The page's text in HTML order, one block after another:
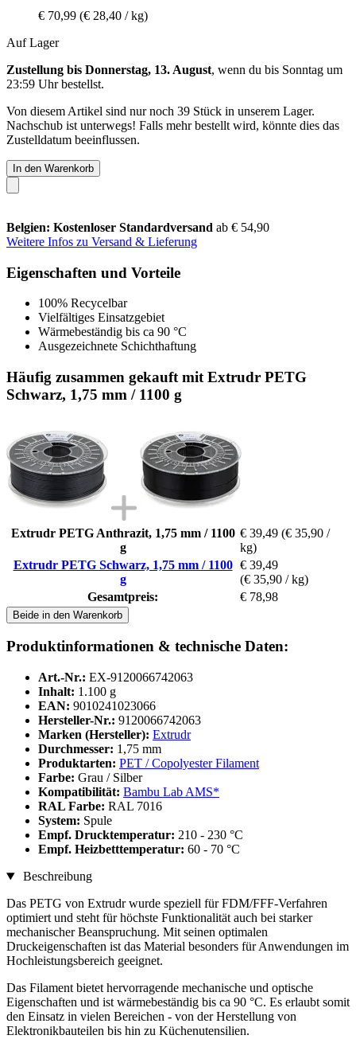
€ 70,99 (€ 28,40 / kg)
Auf Lager
Zustellung bis Donnerstag, 13. August, wenn du bis Sonntag um
23:59 Uhrbestellst.
Von diesem Artikel sind nur noch 39 Stück in unserem Lager.
Nachschub ist unterwegs! Falls mehr bestellt wird, könnte dies das
Zustelldatum beeinflussen.
In den Warenkorb
Belgien: Kostenloser Standardversand ab € 54,90
Weitere Infos zu Versand & Lieferung
Eigenschaften und Vorteile
100% Recycelbar
Vielfältiges Einsatzgebiet
Wärmebeständig bis ca 90 °C
Ausgezeichnete Schichthaftung
Häufig zusammen gekauft mit Extrudr PETG
Schwarz, 1,75 mm / 1100 g
Extrudr PETG Anthrazit, 1,75 mm / 1100
g
€ 39,49 (€ 35,90 /
kg)
Extrudr PETG Schwarz, 1,75 mm / 1100
g
€ 39,49
(€ 35,90 / kg)
Gesamtpreis:
€ 78,98
Beide in den Warenkorb
Produktinformationen & technische Daten:
Art.-Nr.: EX-9120066742063
Inhalt: 1.100 g
EAN: 9010241023066
Hersteller-Nr.: 9120066742063
Marken (Hersteller): Extrudr
Durchmesser: 1,75 mm
Produktarten: PET / Copolyester Filament
Farbe: Grau / Silber
Kompatibilität: Bambu Lab AMS*
RAL Farbe: RAL 7016
System: Spule
Empf. Drucktemperatur: 210 - 230 °C
Empf. Heizbetttemperatur: 60 - 70 °C
Beschreibung
Das PETG von Extrudr wurde speziell für FDM/FFF-Verfahren
optimiert und steht für höchste Funktionalität auch bei starker
mechanischer Beanspruchung. Mit seinen optimalen
Druckeigenschaften ist das Material besonders für Anwendungen im
Hochleistungsbereich geeignet.
Das Filament bietet hervorragende mechanische und optische
Eigenschaften und ist wärmebeständig bis ca 90 °C. Es erlaubt somit
den Einsatz in vielen Bereichen - von der Herstellung von
Elektronikbauteilen bis hin zu Küchenutensilien.